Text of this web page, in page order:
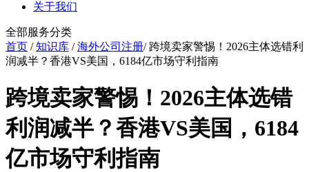
关于我们
全部服务分类
首页 /知识库 /海外公司注册/ 跨境卖家警惕！2026主体选错利
润减半？香港VS美国，6184亿市场守利指南
跨境卖家警惕！2026主体选错
利润减半？香港VS美国，6184
亿市场守利指南